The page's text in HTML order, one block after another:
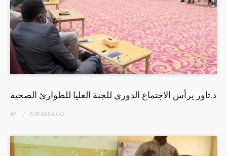
د.تاور يرأس الاجتماع الدوري للجنة العليا للطوارئ الصحية
BY 5 YEARSAGO